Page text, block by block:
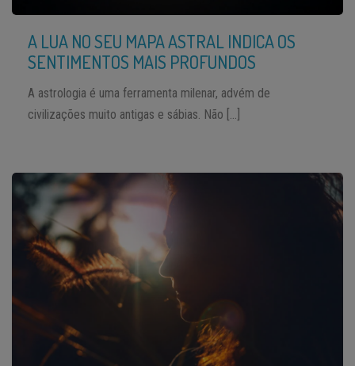
A LUA NO SEU MAPA ASTRAL INDICA OS
SENTIMENTOS MAIS PROFUNDOS
A astrologia é uma ferramenta milenar, advém de
civilizações muito antigas e sábias. Não […]